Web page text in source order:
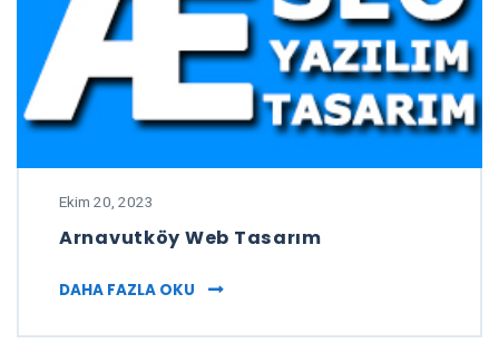
Ekim 20, 2023
Arnavutköy Web Tasarım
DAHA FAZLA OKU ARNAVUTKÖY WEB TASARIM